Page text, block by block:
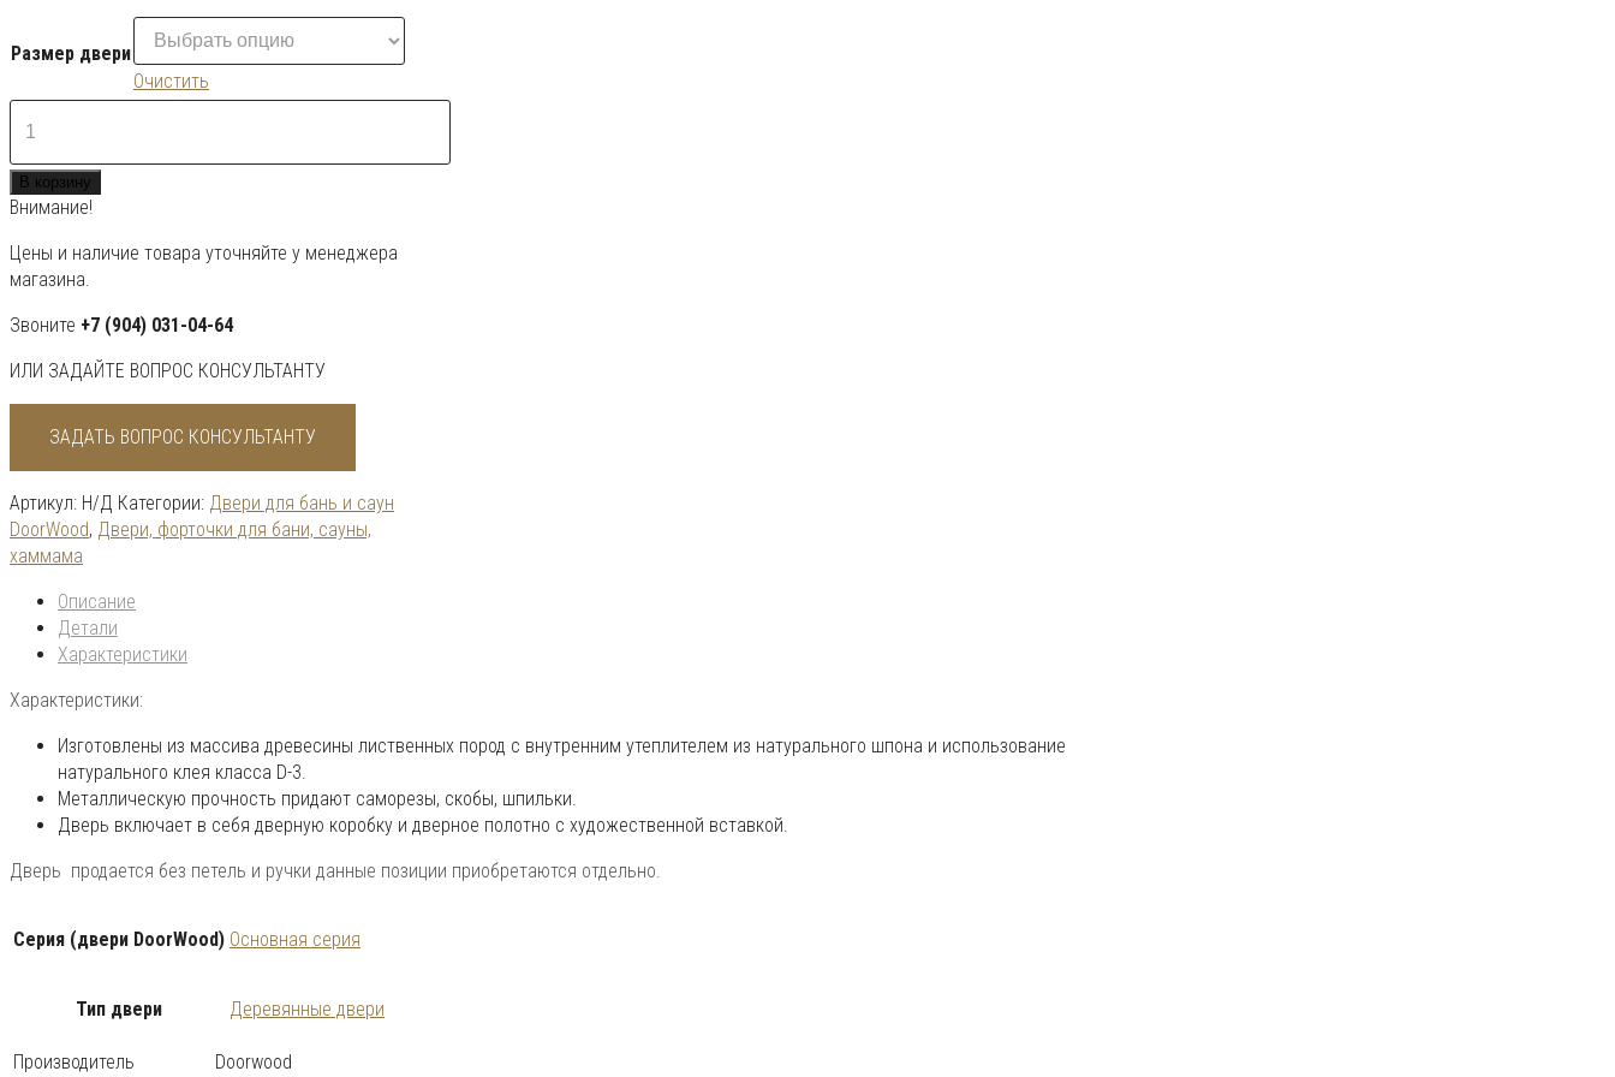
Размер двери
Очистить
Количество
товара
Дверь
"Вагонка
Эконом"
В корзину
Внимание!
Цены и наличие товара уточняйте у менеджера
магазина.
Звоните +7 (904) 031-04-64
ИЛИ ЗАДАЙТЕ ВОПРОС КОНСУЛЬТАНТУ
ЗАДАТЬ ВОПРОС КОНСУЛЬТАНТУ
Артикул: Н/Д Категории: Двери для бань и саун
DoorWood, Двери, форточки для бани, сауны,
хаммама
Описание
Детали
Характеристики
Характеристики:
Изготовлены из массива древесины лиственных пород с внутренним утеплителем из натурального шпона и использование
натурального клея класса D-3.
Металлическую прочность придают саморезы, скобы, шпильки.
Дверь включает в себя дверную коробку и дверное полотно с художественной вставкой.
Дверь продается без петель и ручки данные позиции приобретаются отдельно.
Серия (двери DoorWood) Основная серия
Тип двери Деревянные двери
Производитель Doorwood